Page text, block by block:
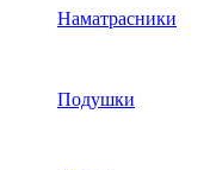
Наматрасники
Подушки